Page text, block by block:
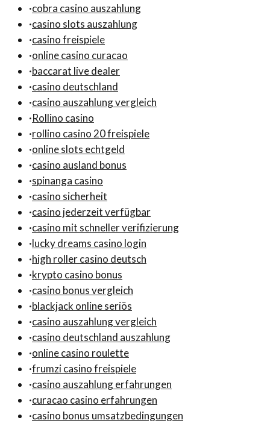
·cobra casino auszahlung
·casino slots auszahlung
·casino freispiele
·online casino curacao
·baccarat live dealer
·casino deutschland
·casino auszahlung vergleich
·Rollino casino
·rollino casino 20 freispiele
·online slots echtgeld
·casino ausland bonus
·spinanga casino
·casino sicherheit
·casino jederzeit verfügbar
·casino mit schneller verifizierung
·lucky dreams casino login
·high roller casino deutsch
·krypto casino bonus
·casino bonus vergleich
·blackjack online seriös
·casino auszahlung vergleich
·casino deutschland auszahlung
·online casino roulette
·frumzi casino freispiele
·casino auszahlung erfahrungen
·curacao casino erfahrungen
·casino bonus umsatzbedingungen